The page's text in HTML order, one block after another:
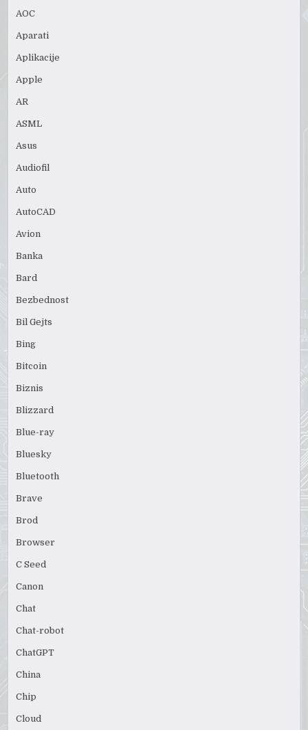
AOC
Aparati
Aplikacije
Apple
AR
ASML
Asus
Audiofil
Auto
AutoCAD
Avion
Banka
Bard
Bezbednost
Bil Gejts
Bing
Bitcoin
Biznis
Blizzard
Blue-ray
Bluesky
Bluetooth
Brave
Brod
Browser
C Seed
Canon
Chat
Chat-robot
ChatGPT
China
Chip
Cloud